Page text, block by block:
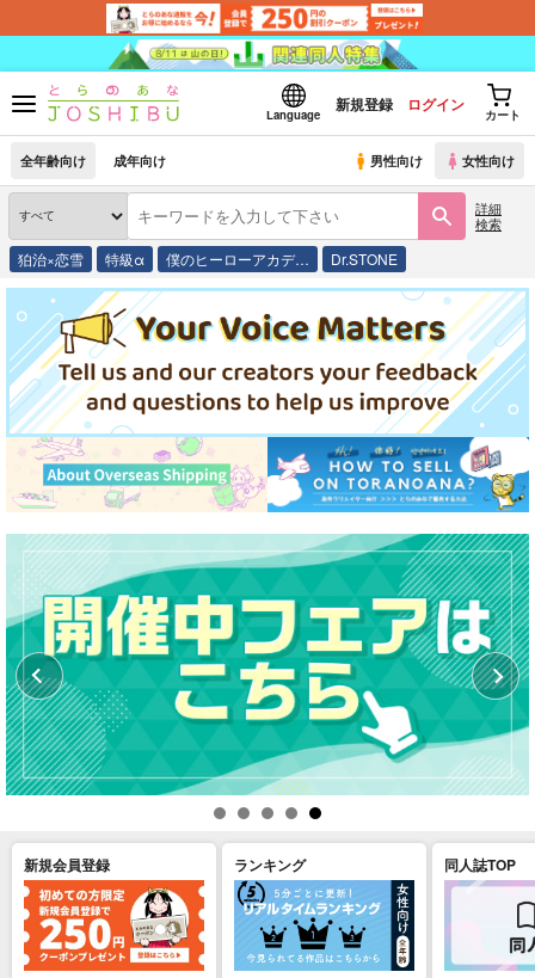
Language
新規登録 ログイン
カート
全年齢向け 成年向け 男性向け 女性向け
詳細
検索
狛治×恋雪 特級α 僕のヒーローアカデ… Dr.STONE
新規会員登録 ランキング 同人誌TOP